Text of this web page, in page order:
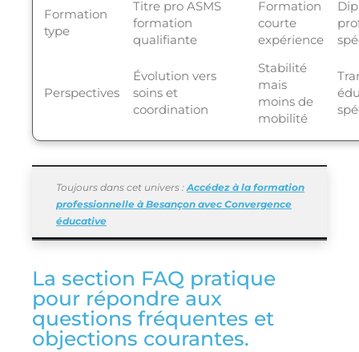
Formation
type
Titre pro ASMS
formation
qualifiante
Formation
courte
expérience
Perspectives
Évolution vers
soins et
coordination
Stabilité
mais
moins de
mobilité
Toujours dans cet univers :Accédez à la formation
professionnelle à Besançon avec Convergence
éducative
La section FAQ pratique
pour répondre aux
questions fréquentes et
objections courantes.